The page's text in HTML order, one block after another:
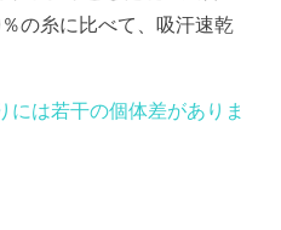
の糸に比べて、吸汗速乾
には若干の個体差がありま